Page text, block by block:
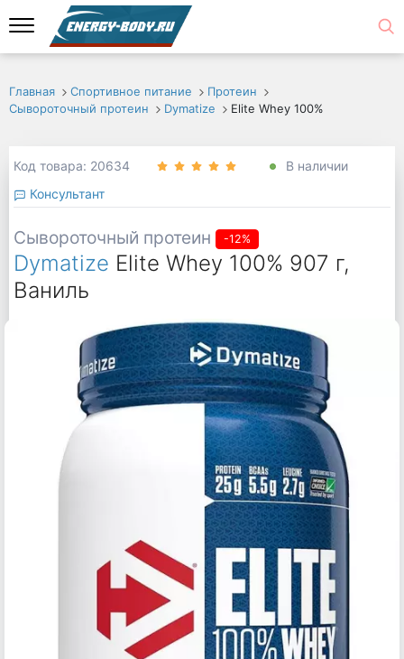
Главная Спортивное питание
Протеин
Сывороточный протеин
Dymatize Elite Whey 100%
Код товара: 20634
В наличии
Консультант
Сывороточный протеин -12%
Dymatize Elite Whey 100% 907 г,
Ваниль